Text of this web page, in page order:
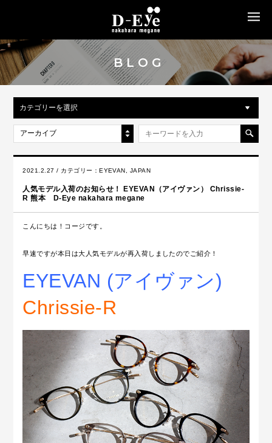
BLOG
カテゴリーを選択
アーカイブ
2021.2.27 / カテゴリー：EYEVAN JAPAN
人気モデル入荷のお知らせ！ EYEVAN（アイヴァン） Chrissie-
R 熊本 D-Eye nakahara megane
こんにちは！コージです。
早速ですが本日は大人気モデルが再入荷しましたのでご紹介！
EYEVAN (アイヴァン)
Chrissie-R